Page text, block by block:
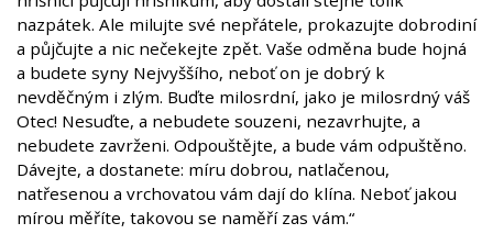
nazpátek. Ale milujte své nepřátele, prokazujte dobrodiní
a půjčujte a nic nečekejte zpět. Vaše odměna bude hojná
a budete syny Nejvyššího, neboť on je dobrý k
nevděčným i zlým. Buďte milosrdní, jako je milosrdný váš
Otec! Nesuďte, a nebudete souzeni, nezavrhujte, a
nebudete zavrženi. Odpouštějte, a bude vám odpuštěno.
Dávejte, a dostanete: míru dobrou, natlačenou,
natřesenou a vrchovatou vám dají do klína. Neboť jakou
mírou měříte, takovou se naměří zas vám.“